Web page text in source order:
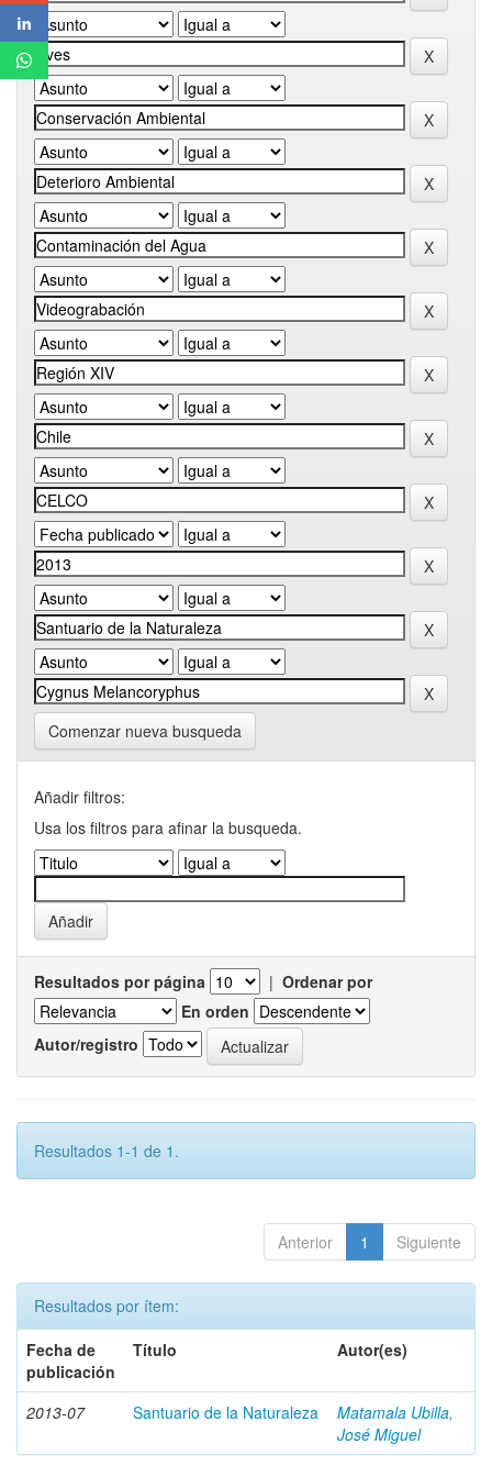
Comenzar nueva busqueda
Añadir filtros:
Usa los filtros para afinar la busqueda.
Resultados por página | Ordenar por
En orden
Autor/registro
Resultados 1-1 de 1.
Anterior 1 Siguiente
Resultados por ítem:
Fecha de
publicación
Título Autor(es)
2013-07 Santuario de la Naturaleza
Matamala Ubilla,
José Miguel